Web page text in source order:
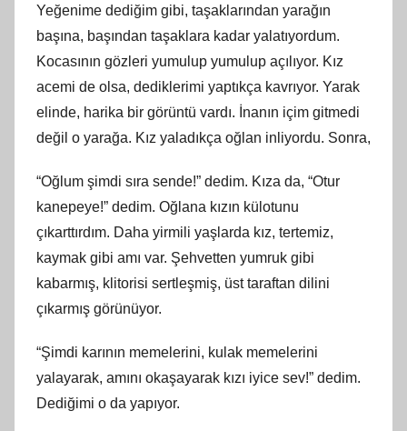
Yeğenime dediğim gibi, taşaklarından yarağın
başına, başından taşaklara kadar yalatıyordum.
Kocasının gözleri yumulup yumulup açılıyor. Kız
acemi de olsa, dediklerimi yaptıkça kavrıyor. Yarak
elinde, harika bir görüntü vardı. İnanın içim gitmedi
değil o yarağa. Kız yaladıkça oğlan inliyordu. Sonra,
“Oğlum şimdi sıra sende!” dedim. Kıza da, “Otur
kanepeye!” dedim. Oğlana kızın külotunu
çıkarttırdım. Daha yirmili yaşlarda kız, tertemiz,
kaymak gibi amı var. Şehvetten yumruk gibi
kabarmış, klitorisi sertleşmiş, üst taraftan dilini
çıkarmış görünüyor.
“Şimdi karının memelerini, kulak memelerini
yalayarak, amını okaşayarak kızı iyice sev!” dedim.
Dediğimi o da yapıyor.